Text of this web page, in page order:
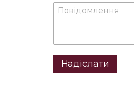
Надіслати